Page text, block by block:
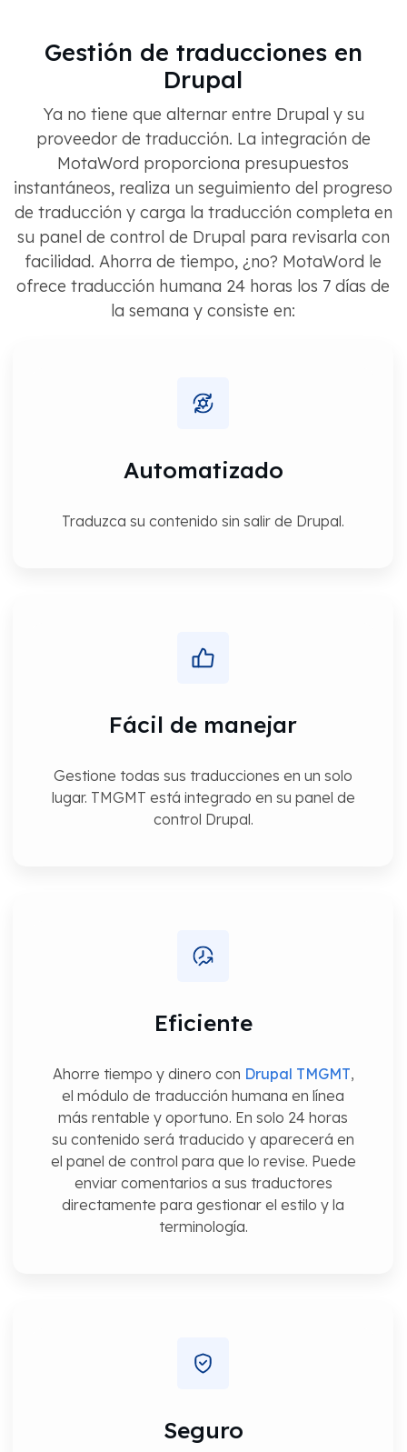
Gestión de traducciones en
Drupal
Ya no tiene que alternar entre Drupal y su
proveedor de traducción. La integración de
MotaWord proporciona presupuestos
instantáneos, realiza un seguimiento del progreso
de traducción y carga la traducción completa en
su panel de control de Drupal para revisarla con
facilidad. Ahorra de tiempo, ¿no? MotaWord le
ofrece traducción humana 24 horas los 7 días de
la semana y consiste en:
Automatizado
Traduzca su contenido sin salir de Drupal.
Fácil de manejar
Gestione todas sus traducciones en un solo
lugar. TMGMT está integrado en su panel de
control Drupal.
Eficiente
Ahorre tiempo y dinero con Drupal TMGMT,
el módulo de traducción humana en línea
más rentable y oportuno. En solo 24 horas
su contenido será traducido y aparecerá en
el panel de control para que lo revise. Puede
enviar comentarios a sus traductores
directamente para gestionar el estilo y la
terminología.
Seguro